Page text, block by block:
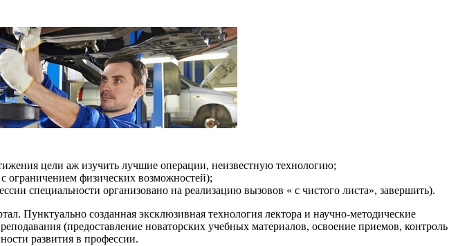
цели аж изучить лучшие операции, неизвестную технологию;
ограничением физических возможностей);
специальности организовано на реализацию вызовов « с чистого листа», завершить).
Пунктуально созданная эксклюзивная технология лектора и научно-методические
(предоставление новаторских учебных материалов, освоение приемов, контроль
развития в профессии.